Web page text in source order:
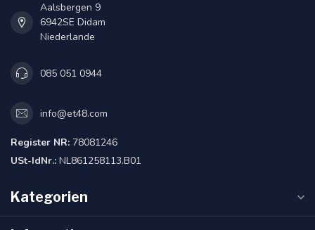
Aalsbergen 9
6942SE Didam
Niederlande
085 051 0944
info@et48.com
Register NR: 78081246
USt-IdNr.: NL861258113.B01
Kategorien